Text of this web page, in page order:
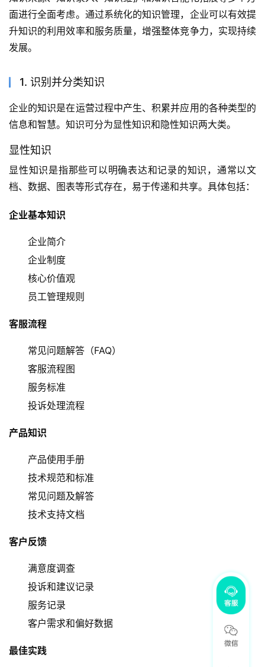
面进行全面考虑。通过系统化的知识管理，企业可以有效提
升知识的利用效率和服务质量，增强整体竞争力，实现持续
发展。
1. 识别并分类知识
企业的知识是在运营过程中产生、积累并应用的各种类型的
信息和智慧。知识可分为显性知识和隐性知识两大类。
显性知识
显性知识是指那些可以明确表达和记录的知识，通常以文
档、数据、图表等形式存在，易于传递和共享。具体包括：
企业基本知识
企业简介
企业制度
核心价值观
员工管理规则
客服流程
常见问题解答（FAQ）
客服流程图
服务标准
投诉处理流程
产品知识
产品使用手册
技术规范和标准
常见问题及解答
技术支持文档
客户反馈
满意度调查
投诉和建议记录
服务记录
客户需求和偏好数据
最佳实践